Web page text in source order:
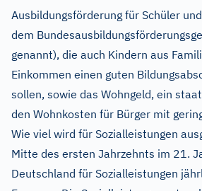
Ausbildungsförderung für Schüler
dem
genannt), die auch Kindern aus
Einkommen einen guten
sollen, sowie das Wohngeld, ein
den Wohnkosten für Bürger mit
Wie viel wird für Sozialleistungen
Mitte des ersten Jahrzehnts im 21.
Deutschland für Sozialleistungen